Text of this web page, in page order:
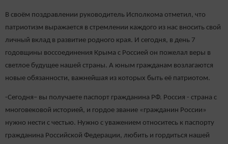
В своём поздравлении руководитель Исполкома отметил, что
патриотизм выражается в стремлении каждого из нас вносить свой
личный вклад в развитие родного края. И сегодня, в день 7
годовщины воссоединения Крыма с Россией он пожелал веры в
светлое будущее нашей страны. А юным гражданам возлагаются
новые обязанности, важнейшая из которых быть её патриотом.
-Сегодня– вы получаете паспорт гражданина РФ. Россия - страна с
многовековой историей, и гордое звание «гражданин России»
нужно нести с честью. Нужно с уважением относитесь к паспорту
гражданина Российской Федерации, любить и гордиться нашей